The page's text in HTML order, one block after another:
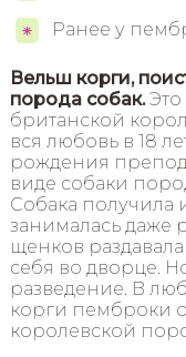
Ранее у
Вельш корги,
порода собак.Это
британской
вся любовь в 18
рождения
виде собаки
Собака получила
занималась даже
щенков
себя во дворце.
разведение. В
корги пемброки
королевской